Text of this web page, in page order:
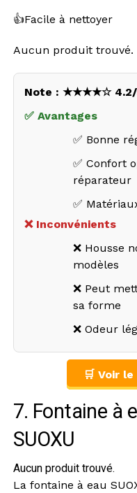
👍Facile à nettoyer
Aucun produit trouvé.
Note : ★★★★☆
✅ Avantages
✅ Bonne
✅ Confort
réparateur
✅
❌ Inconvénients
❌ Housse
modèles
❌ Peut
sa forme
❌ Odeur
🛒 Voir
7. Fontaine à
SUOXU
Aucun produit trouvé.
La fontaine à eau